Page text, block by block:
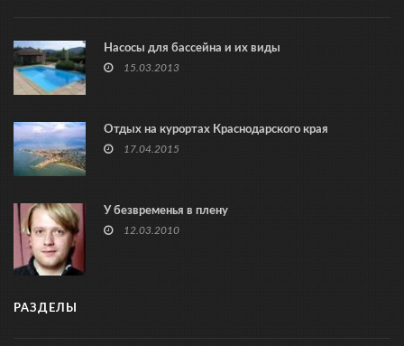
Насосы для бассейна и их виды
15.03.2013
Отдых на курортах Краснодарского края
17.04.2015
У безвременья в плену
12.03.2010
РАЗДЕЛЫ